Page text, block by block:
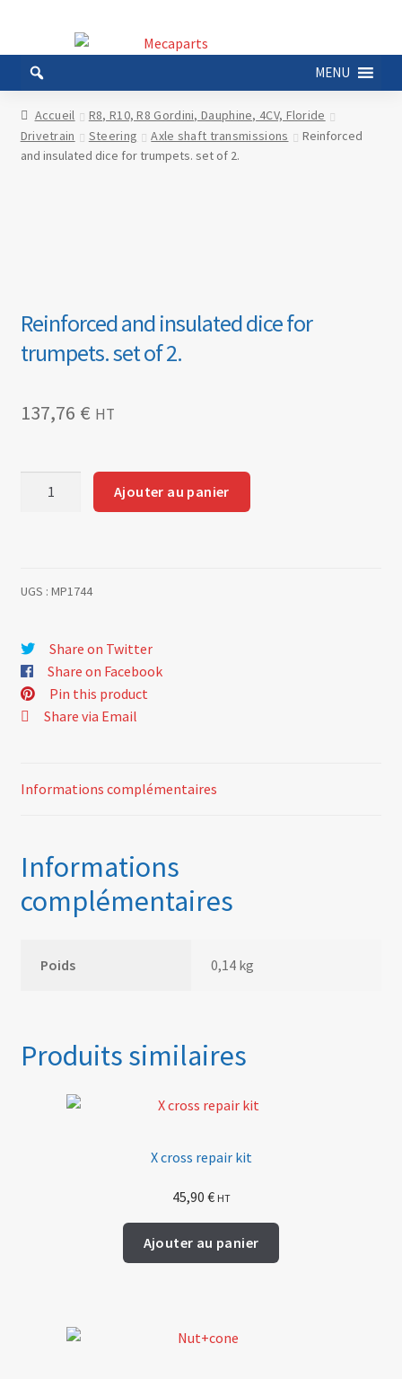
la
navigation
au
contenu
MENU
Accueil
R8, R10, R8 Gordini, Dauphine, 4CV, Floride
Drivetrain
Steering Axle shaft transmissions
Reinforced
and insulated dice for trumpets. set of 2.
Reinforced and insulated dice for
trumpets. set of 2.
137,76 € HT
dice
trumpets.
set
of
2.
Ajouter au panier
UGS : MP1744
Share on Twitter
Share on Facebook
Pin this product
Share via Email
Informations complémentaires
Informations
complémentaires
Poids 0,14 kg
Produits similaires
X cross repair kit
45,90 € HT
Ajouter au panier